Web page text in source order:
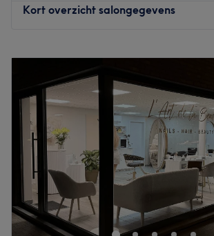
Kort overzicht salongegevens
Woensdag
Donderdag
Vrijdag
Zaterdag
Zondag
Schoonheidssalon Chrissi in Lommel is
professionele schoonheidssalon waar zorg
centraal staan, met als doel om iedere
ontspannen, stralen en zich op haar